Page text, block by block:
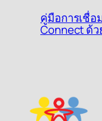
คู่มือการเชื่อ
Connect ด้ว